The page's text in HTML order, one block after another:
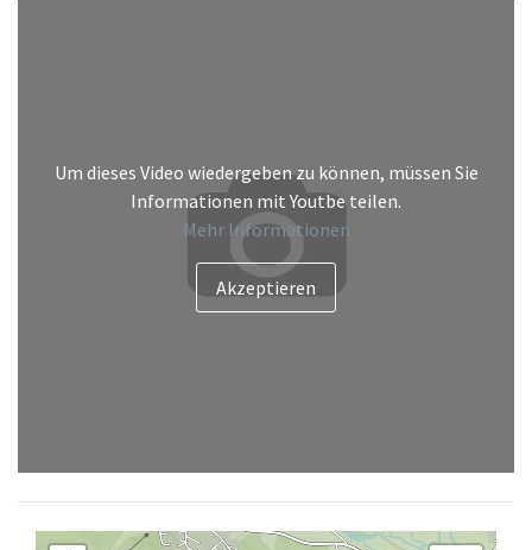
Um dieses Video wiedergeben zu können, müssen Sie
Informationen mit Youtbe teilen.
Mehr Informationen